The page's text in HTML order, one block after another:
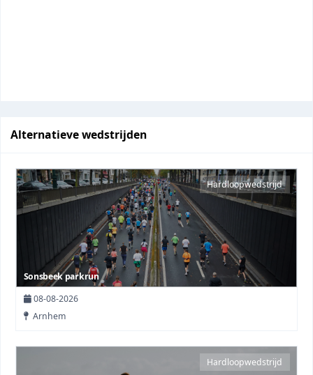
Alternatieve wedstrijden
Hardloopwedstrijd
Sonsbeek parkrun
08-08-2026
Arnhem
Hardloopwedstrijd